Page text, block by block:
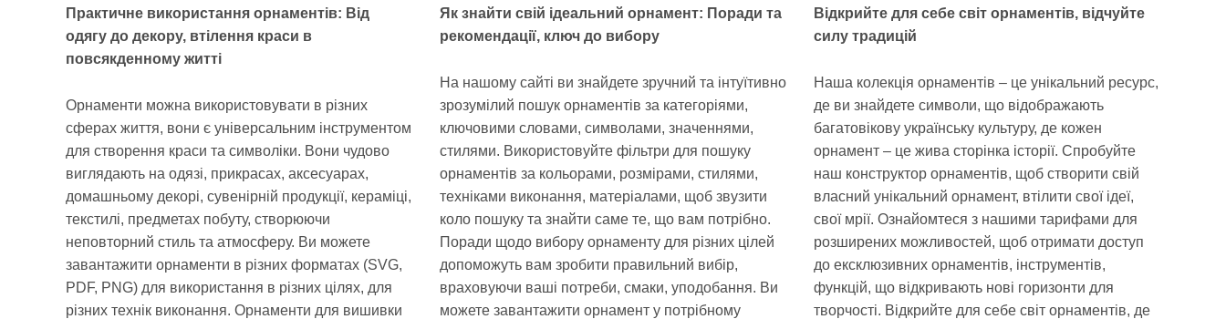
Практичне використання орнаментів: Від
одягу до декору, втілення краси в
повсякденному житті
Орнаменти можна використовувати в різних
сферах життя, вони є універсальним інструментом
для створення краси та символіки. Вони чудово
виглядають на одязі, прикрасах, аксесуарах,
домашньому декорі, сувенірній продукції, кераміці,
текстилі, предметах побуту, створюючи
неповторний стиль та атмосферу. Ви можете
завантажити орнаменти в різних форматах (SVG,
PDF, PNG) для використання в різних цілях, для
різних технік виконання. Орнаменти для вишивки
Як знайти свій ідеальний орнамент: Поради та
рекомендації, ключ до вибору
На нашому сайті ви знайдете зручний та інтуїтивно
зрозумілий пошук орнаментів за категоріями,
ключовими словами, символами, значеннями,
стилями. Використовуйте фільтри для пошуку
орнаментів за кольорами, розмірами, стилями,
техніками виконання, матеріалами, щоб звузити
коло пошуку та знайти саме те, що вам потрібно.
Поради щодо вибору орнаменту для різних цілей
допоможуть вам зробити правильний вибір,
враховуючи ваші потреби, смаки, уподобання. Ви
можете завантажити орнамент у потрібному
Відкрийте для себе світ орнаментів, відчуйте
силу традицій
Наша колекція орнаментів – це унікальний ресурс,
де ви знайдете символи, що відображають
багатовікову українську культуру, де кожен
орнамент – це жива сторінка історії. Спробуйте
наш конструктор орнаментів, щоб створити свій
власний унікальний орнамент, втілити свої ідеї,
свої мрії. Ознайомтеся з нашими тарифами для
розширених можливостей, щоб отримати доступ
до ексклюзивних орнаментів, інструментів,
функцій, що відкривають нові горизонти для
творчості. Відкрийте для себе світ орнаментів, де